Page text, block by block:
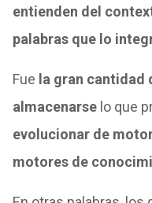
entienden del
palabras que lo
Fue la gran cantidad
almacenarselo que
evolucionar de
motores de